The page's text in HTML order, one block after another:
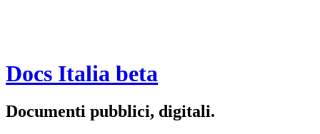
Docs Italia beta
Documenti pubblici, digitali.